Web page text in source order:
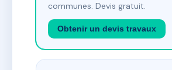
communes. Devis gratuit.
Obtenir un devis travaux